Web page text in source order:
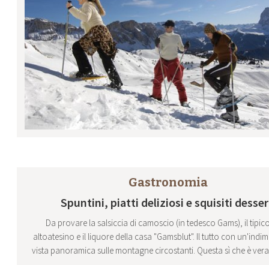
Gastronomia
Spuntini, piatti deliziosi e squisiti
Da provare la salsiccia di camoscio (in tedesco Gams), il
altoatesino e il liquore della casa "Gamsblut". Il tutto con
vista panoramica sulle montagne circostanti. Questa sì che è